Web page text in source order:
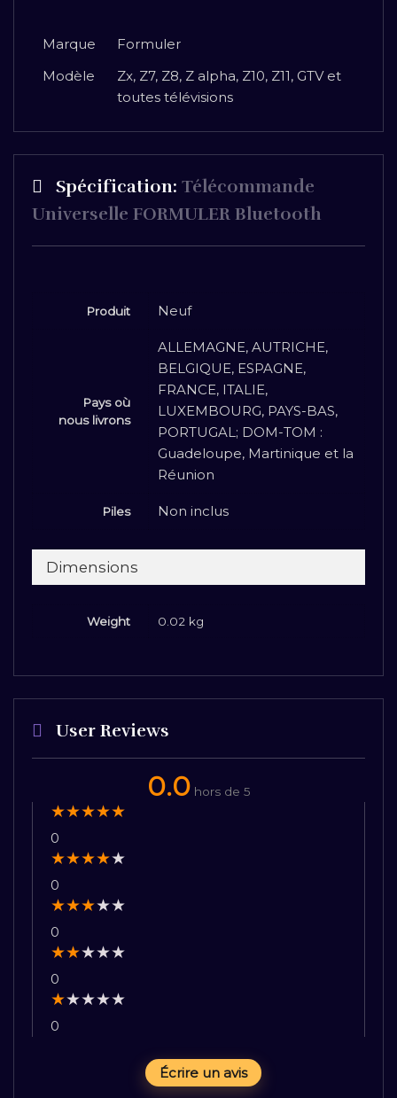
Marque
Formuler
Modèle
Zx, Z7, Z8, Z alpha, Z10, Z11, GTV et
toutes télévisions
Spécification: Télécommande
Universelle FORMULER Bluetooth
Produit Neuf
Pays où
nous livrons
ALLEMAGNE, AUTRICHE,
BELGIQUE, ESPAGNE,
FRANCE, ITALIE,
LUXEMBOURG, PAYS-BAS,
PORTUGAL; DOM-TOM :
Guadeloupe, Martinique et la
Réunion
Piles Non inclus
Dimensions
Weight 0.02 kg
User Reviews
0.0 hors de 5
★★★★★
0
★★★★★
0
★★★★★
0
★★★★★
0
★★★★★
0
Écrire un avis